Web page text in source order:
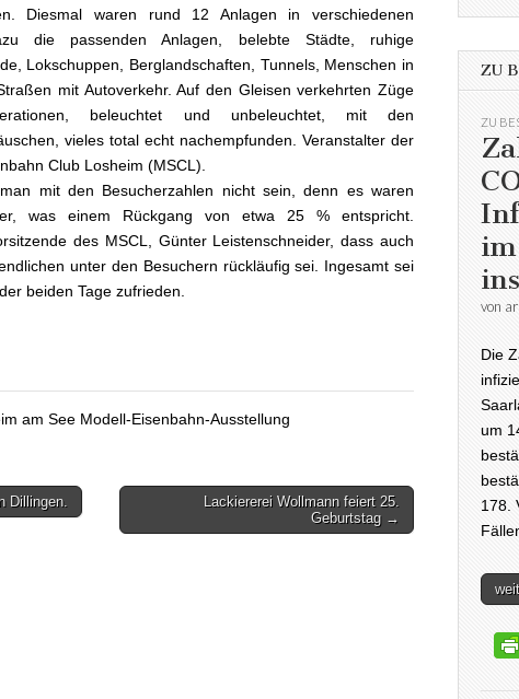
Diesmal waren rund 12 Anlagen in verschiedenen
die passenden Anlagen, belebte Städte, ruhige
Lokschuppen, Berglandschaften, Tunnels, Menschen in
mit Autoverkehr. Auf den Gleisen verkehrten Züge
beleuchtet und unbeleuchtet, mit den
vieles total echt nachempfunden. Veranstalter der
Club Losheim (MSCL).
mit den Besucherzahlen nicht sein, denn es waren
was einem Rückgang von etwa 25 % entspricht.
des MSCL, Günter Leistenschneider, dass auch
unter den Besuchern rückläufig sei. Ingesamt sei
beiden Tage zufrieden.
am See Modell-Eisenbahn-Ausstellung
Dillingen.
Lackiererei Wollmann feiert 25.
Geburtstag →
ZU
ZU
von
Die
um
178.